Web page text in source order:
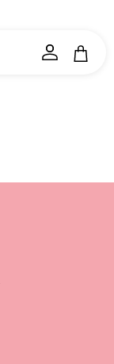
CuentaCarrito